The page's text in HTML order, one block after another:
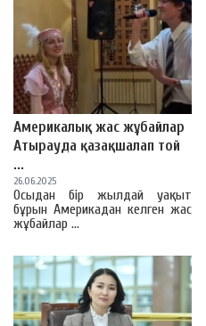
Америкалық жас жұбайлар
Атырауда қазақшалап той
...
26.06.2025
Осыдан бір жылдай уақыт
бұрын Америкадан келген жас
жұбайлар ...